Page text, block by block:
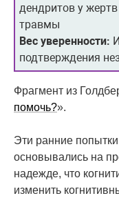
дендритов у
травмы
Вес уверенности:
подтверждения
Фрагмент из
помочь?».
Эти ранние
основывались на
надежде, что
изменить